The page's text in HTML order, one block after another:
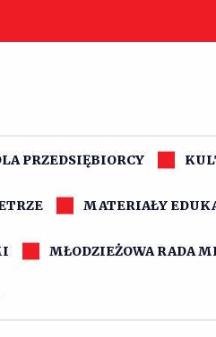
PRZEDSIĘBIORCY
MATERIAŁY
MŁODZIEŻOWA RADA